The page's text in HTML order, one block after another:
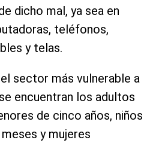
dicho mal, ya sea en
teléfonos,
y telas.
sector más vulnerable a
encuentran los adultos
de cinco años, niños
y mujeres